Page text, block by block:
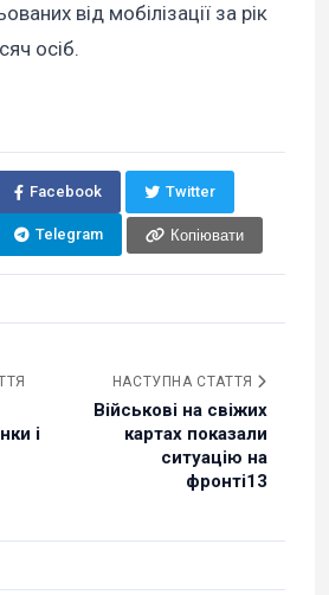
від мобілізації за рік
осіб.
Facebook Twitter
Telegram Копіювати
і
НАСТУПНА СТАТТЯ
Військові на свіжих
картах показали
ситуацію на
фронті13